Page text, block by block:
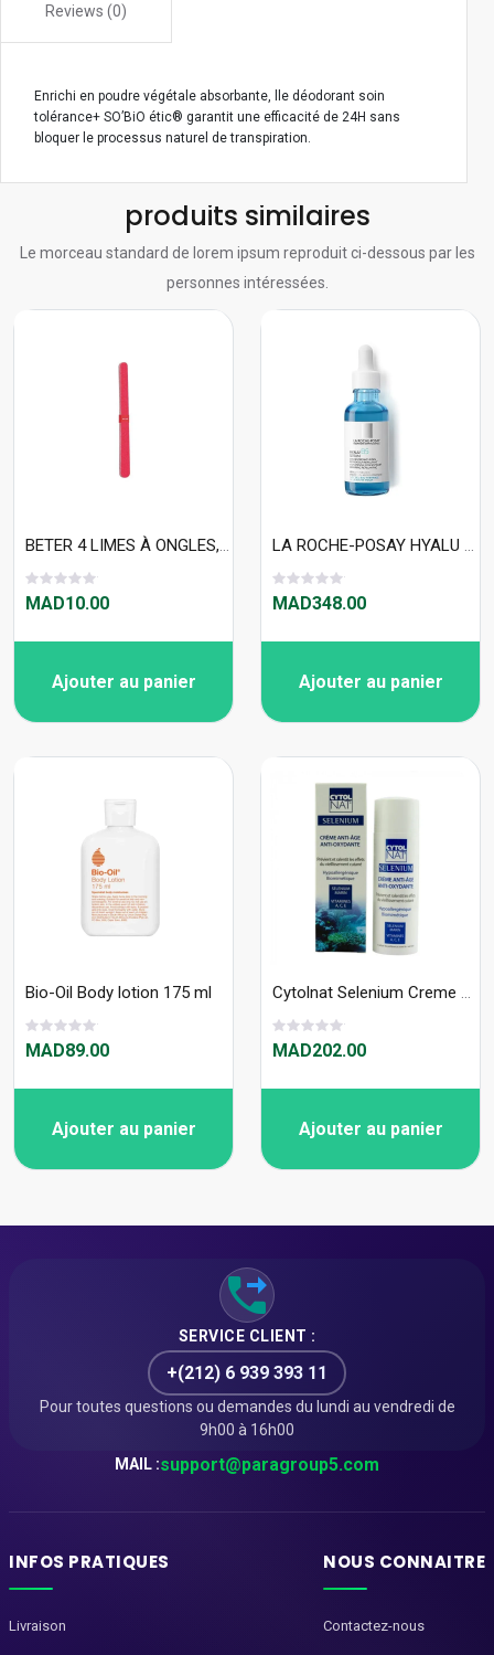
Reviews (0)
Enrichi en poudre végétale absorbante, lle déodorant soin
tolérance+ SO’BiO étic® garantit une efficacité de 24H sans
bloquer le processus naturel de transpiration.
produits similaires
Le morceau standard de lorem ipsum reproduit ci-dessous par les
personnes intéressées.
BETER 4 LIMES À ONGLES, CORINDON 24004
MAD10.00
Ajouter au panier
LA ROCHE-POSAY HYALU B5 SÉRUM 30ML
MAD348.00
Ajouter au panier
Bio-Oil Body lotion 175 ml
MAD89.00
Ajouter au panier
Cytolnat Selenium Creme Anti Age 50Ml
MAD202.00
Ajouter au panier
SERVICE CLIENT :
+(212) 6 939 393 11
Pour toutes questions ou demandes du lundi au vendredi de
9h00 à 16h00
MAIL :support@paragroup5.com
INFOS PRATIQUES
Livraison
NOUS CONNAITRE
Contactez-nous